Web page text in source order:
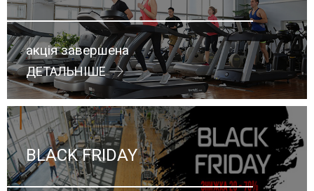
акція завершена
ДЕТАЛЬНІШЕ
BLACK FRIDAY